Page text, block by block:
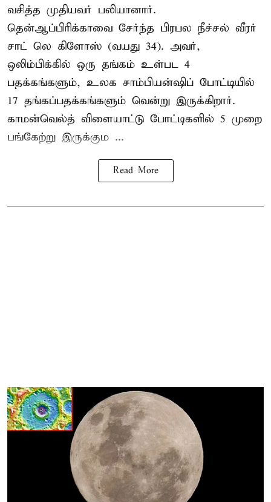
வசித்த முதியவர் பலியானார்.
தென்ஆப்பிரிக்காவை சேர்ந்த பிரபல நீச்சல் வீரர்
சாட் லெ கிளோஸ் (வயது 34). அவர்,
ஒலிம்பிக்கில் ஒரு தங்கம் உள்பட 4
பதக்கங்களும், உலக சாம்பியன்ஷிப் போட்டியில்
17 தங்கப்பதக்கங்களும் வென்று இருக்கிறார்.
காமன்வெல்த் விளையாட்டு போட்டிகளில் 5 முறை
பங்கேற்று இருக்கும ...
Read More